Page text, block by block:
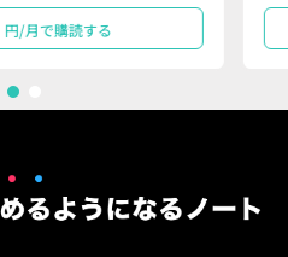
円/月で購読する